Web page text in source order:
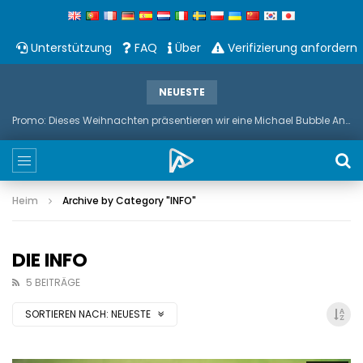
Unterstützung FAQ Über Verifizierung anfordern
NEUESTE
Promo: Dieses Weihnachten präsentieren wir eine Michael Bubble And Sax Duets
Heim Archive by Category "INFO"
DIE INFO
5 BEITRÄGE
SORTIEREN NACH: NEUESTE